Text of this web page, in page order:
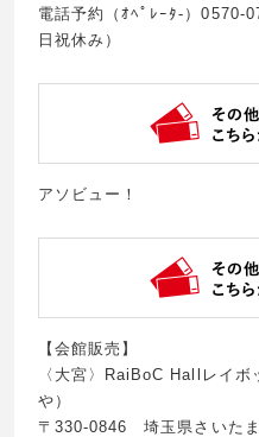
電話予約（ｵﾍﾟﾚｰﾀ-）0570-
日祝休み）
アソビュー！
【会館販売】
〈大宮〉RaiBoC Hallレイ
や）
〒330-0846 埼玉県さいた